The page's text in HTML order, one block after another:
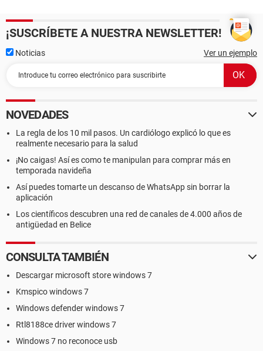
¡SUSCRÍBETE A NUESTRA NEWSLETTER!
Noticias Ver un ejemplo
NOVEDADES
La regla de los 10 mil pasos. Un cardiólogo explicó lo que es
realmente necesario para la salud
¡No caigas! Así es como te manipulan para comprar más en
temporada navideña
Así puedes tomarte un descanso de WhatsApp sin borrar la
aplicación
Los científicos descubren una red de canales de 4.000 años de
antigüedad en Belice
CONSULTA TAMBIÉN
Descargar microsoft store windows 7
Kmspico windows 7
Windows defender windows 7
Rtl8188ce driver windows 7
Windows 7 no reconoce usb